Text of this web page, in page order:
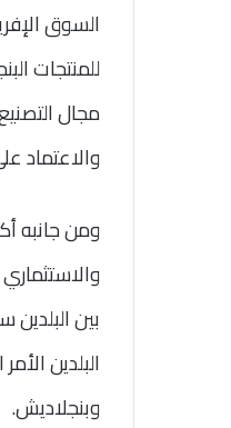
السوق
للمنتجات
مجال
والاعتماد
ومن جانبه
بين
البلدين
وبنجلاديش.